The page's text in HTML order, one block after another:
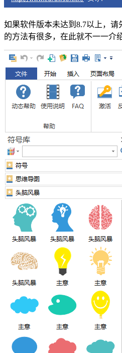
如果软件版本未达到8.7以上，请
的方法有很多，在此就不一一介